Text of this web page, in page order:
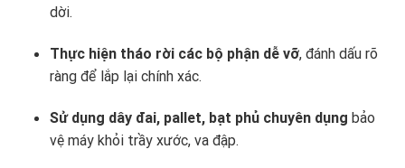
dời.
Thực hiện tháo rời các bộ phận dễ vỡ, đánh dấu rõ
ràng để lắp lại chính xác.
Sử dụng dây đai, pallet, bạt phủ chuyên dụng bảo
vệ máy khỏi trầy xước, va đập.